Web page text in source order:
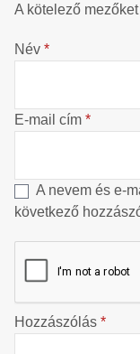
A kötelező mezőket
Név *
E-mail cím *
A nevem és e-
következő
Hozzászólás *